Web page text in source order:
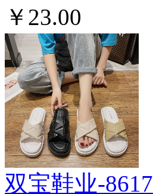
￥23.00
双宝鞋业-8617